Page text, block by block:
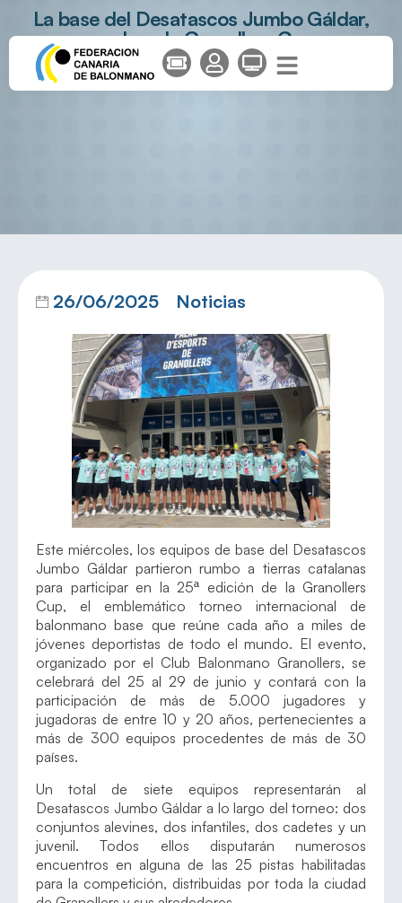
La base del Desatascos Jumbo Gáldar,
rumbo a la Granollers Cup
26/06/2025 Noticias
Este miércoles, los equipos de base del Desatascos
Jumbo Gáldar partieron rumbo a tierras catalanas
para participar en la 25ª edición de la Granollers
Cup, el emblemático torneo internacional de
balonmano base que reúne cada año a miles de
jóvenes deportistas de todo el mundo. El evento,
organizado por el Club Balonmano Granollers, se
celebrará del 25 al 29 de junio y contará con la
participación de más de 5.000 jugadores y
jugadoras de entre 10 y 20 años, pertenecientes a
más de 300 equipos procedentes de más de 30
países.
Un total de siete equipos representarán al
Desatascos Jumbo Gáldar a lo largo del torneo: dos
conjuntos alevines, dos infantiles, dos cadetes y un
juvenil. Todos ellos disputarán numerosos
encuentros en alguna de las 25 pistas habilitadas
para la competición, distribuidas por toda la ciudad